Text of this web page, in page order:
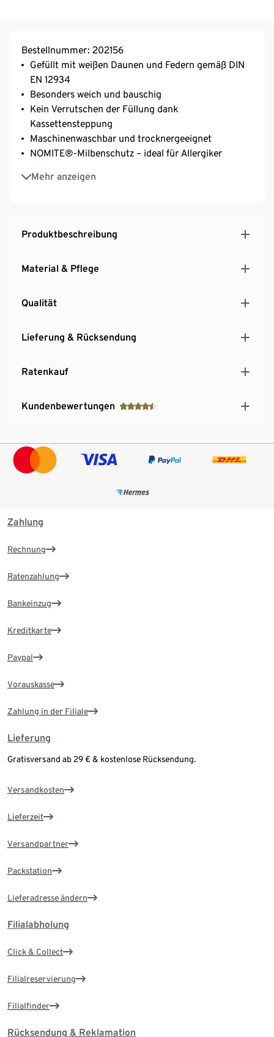
Bestellnummer: 202156
Gefüllt mit weißen Daunen und Federn gemäß DIN
EN 12934
Besonders weich und bauschig
Kein Verrutschen der Füllung dank
Kassettensteppung
Maschinenwaschbar und trocknergeeignet
NOMITE®-Milbenschutz – ideal für Allergiker
Mehr anzeigen
Wärmeklasse 2: Ganzjahresdecke mit mittlerem
Produktbeschreibung
Material & Pflege
Qualität
Lieferung & Rücksendung
Ratenkauf
Kundenbewertungen
Zahlung
Rechnung
Ratenzahlung
Bankeinzug
Kreditkarte
Paypal
Vorauskasse
Zahlung in der Filiale
Lieferung
Gratisversand ab 29 € & kostenlose Rücksendung.
Versandkosten
Lieferzeit
Versandpartner
Packstation
Lieferadresse ändern
Filialabholung
Click & Collect
Filialreservierung
Filialfinder
Rücksendung & Reklamation